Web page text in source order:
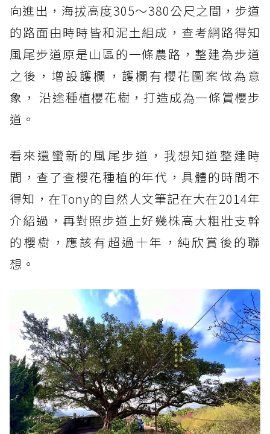
向進出，海拔高度305～380公尺之間，步道
的路面由時時皆和泥土組成，查考網路得知
風尾步道原是山區的一條農路，整建為步道
之後，增設護欄，護欄有櫻花圖案做為意
象， 沿途種植櫻花樹，打造成為一條賞櫻步
道。
看來還蠻新的風尾步道，我想知道整建時
間，查了查櫻花種植的年代，具體的時間不
得知，在Tony的自然人文筆記在大在2014年
介紹過，再對照步道上好幾株高大粗壯支幹
的櫻樹，應該有超過十年，純欣賞後的聯
想。